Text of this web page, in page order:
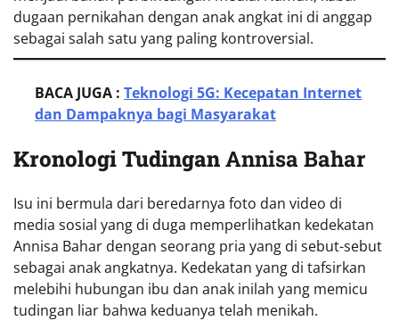
dugaan pernikahan dengan anak angkat ini di anggap
sebagai salah satu yang paling kontroversial.
BACA JUGA : Teknologi 5G: Kecepatan Internet
dan Dampaknya bagi Masyarakat
Kronologi TudinganAnnisa Bahar
Isu ini bermula dari beredarnya foto dan video di
media sosial yang di duga memperlihatkan kedekatan
Annisa Bahar dengan seorang pria yang di sebut-sebut
sebagai anak angkatnya. Kedekatan yang di tafsirkan
melebihi hubungan ibu dan anak inilah yang memicu
tudingan liar bahwa keduanya telah menikah.